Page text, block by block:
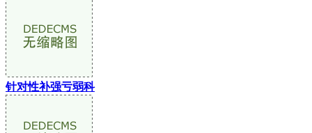
针对性补强亏弱科